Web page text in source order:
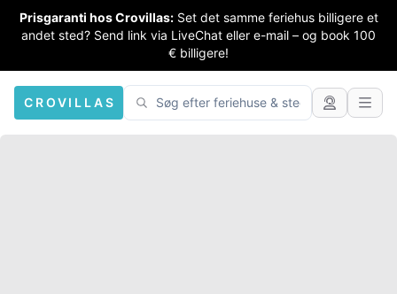
Prisgaranti hos Crovillas: Set det samme feriehus billigere et
andet sted? Send link via LiveChat eller e-mail – og book 100
€ billigere!
CROVILLAS